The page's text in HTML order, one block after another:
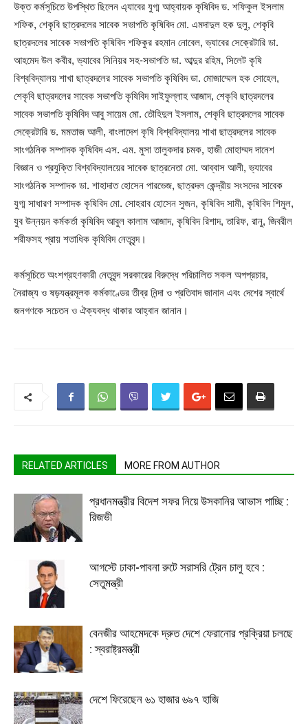
উক্ত কর্মসূচিতে উপস্থিত ছিলেন এ্যাবের যুগ্ম আহ্বায়ক কৃষিবিদ ড. শফিকুল ইসলাম
শফিক, শেকৃবি ছাত্রদলের সাবেক সভাপতি কৃষিবিদ মো. এমদাদুল হক দুলু, শেকৃবি
ছাত্রদলের সাবেক সভাপতি কৃষিবিদ শফিকুর রহমান নোবেল, ভ্যাবের সেক্রেটারি ডা.
আহমেদ উল কবীর, ভ্যাবের সিনিয়র সহ-সভাপতি ডা. আব্দুর রহিম, সিলেট কৃষি
বিশ্ববিদ্যালয় শাখা ছাত্রদলের সাবেক সভাপতি কৃষিবিদ ডা. মোজাম্মেল হক সোহেল,
শেকৃবি ছাত্রদলের সাবেক সভাপতি কৃষিবিদ সাইফুল্লাহ আজাদ, শেকৃবি ছাত্রদলের
সাবেক সভাপতি কৃষিবিদ আবু সায়েম মো. তৌহিদুল ইসলাম, শেকৃবি ছাত্রদলের সাবেক
সেক্রেটারি ড. মমতাজ আলী, বাংলাদেশ কৃষি বিশ্ববিদ্যালয় শাখা ছাত্রদলের সাবেক
সাংগঠনিক সম্পাদক কৃষিবিদ এস. এম. মুসা তালুকদার চমক, হাজী মোহাম্মদ দানেশ
বিজ্ঞান ও প্রযুক্তি বিশ্ববিদ্যালয়ের সাবেক ছাত্রনেতা মো. আব্বাস আলী, ভ্যাবের
সাংগঠনিক সম্পাদক ডা. শাহাদাত হোসেন পারভেজ, ছাত্রদল কেন্দ্রীয় সংসদের সাবেক
যুগ্ম সাধারণ সম্পাদক কৃষিবিদ মো. সোহরাব হোসেন সুজন, কৃষিবিদ সামী, কৃষিবিদ শিমুল,
যুব উন্নয়ন কর্মকর্তা কৃষিবিদ আবুল কালাম আজাদ, কৃষিবিদ রিশাদ, তারিফ, রানু, জিবরীল
শরীফসহ প্রায় শতাধিক কৃষিবিদ নেতৃবৃন্দ।
কর্মসূচিতে অংশগ্রহণকারী নেতৃবৃন্দ সরকারের বিরুদ্ধে পরিচালিত সকল অপপ্রচার,
নৈরাজ্য ও ষড়যন্ত্রমূলক কর্মকাণ্ডের তীব্র নিন্দা ও প্রতিবাদ জানান এবং দেশের স্বার্থে
জনগণকে সচেতন ও ঐক্যবদ্ধ থাকার আহ্বান জানান।
RELATED ARTICLES MORE FROM AUTHOR
প্রধানমন্ত্রীর বিদেশ সফর নিয়ে উসকানির আভাস পাচ্ছি :
রিজভী
আগস্টে ঢাকা-পাবনা রুটে সরাসরি ট্রেন চালু হবে : ‎​
সেতুমন্ত্রী
বেনজীর আহমেদকে দ্রুত দেশে ফেরানোর প্রক্রিয়া চলছে
: স্বরাষ্ট্রমন্ত্রী
দেশে ফিরেছেন ৬১ হাজার ৬৯৭ হাজি